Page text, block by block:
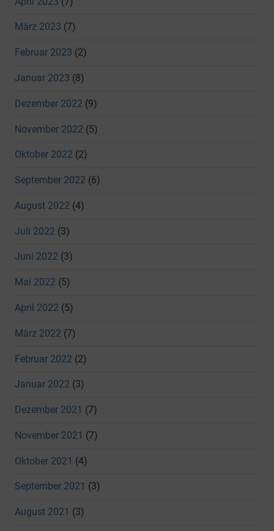
März 2023 (7)
Februar 2023 (2)
Januar 2023 (8)
Dezember 2022 (9)
November 2022 (5)
Oktober 2022 (2)
September 2022 (6)
August 2022 (4)
Juli 2022 (3)
Juni 2022 (3)
Mai 2022 (5)
April 2022 (5)
März 2022 (7)
Februar 2022 (2)
Januar 2022 (3)
Dezember 2021 (7)
November 2021 (7)
Oktober 2021 (4)
September 2021 (3)
August 2021 (3)